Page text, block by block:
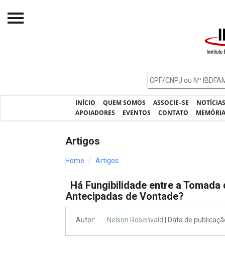
INÍCIO QUEM SOMOS ASSOCIE–SE
APOIADORES
EVENTOS CONTATO
Processos - IBDFAM
Artigos
Home Artigos
Há Fungibilidade entre a
Antecipadas de Vontade?
Autor: Nelson Rosenvald | Data de